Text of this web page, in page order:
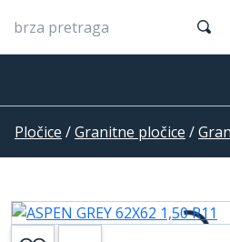
Pločice /Granitne pločice /